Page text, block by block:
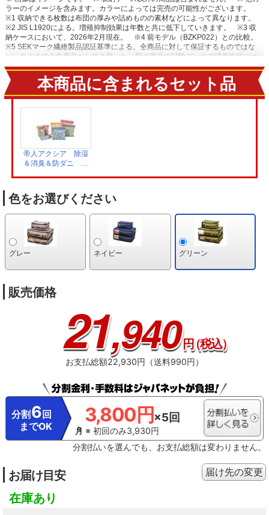
ラーのイメージを含みます。カラーによっては完売の可能性がございます。
※1 収納できる枚数は布団の厚みや詰めものの素材などによって異なります。
※2 JIS L1920による。増殖抑制効果は年数と共に低下していきます。
※3 収
納ケースにおいて、2026年2月現在。
※4 前モデル（BZKP022）との比較。
※5 SEKマーク繊維製品認証基準による。全商品に対して保証するものではな
い。あくまで全生産品から抜き取った一部の商品の試験データで消臭性能には
個体差あり。
※6 2021年発売BZKP006との比較。
※7 月に1回放湿させた場
合。 吸湿過程 30℃90%RH・放湿過程 20℃50%RHを1000回繰り返したデータ
に基づき算出。本商品に含まれるセット品
帝人アクシア 除湿
＆消臭＆防ダニ テ
個セット
BZBD121
色をお選びください
グレー ネイビー グリーン
販売価格
21,940円（税込）
お支払総額22,930円（送料990円）
分割 6 回
までOK
3,800円×5回
※ 初回のみ3,930円
分割払いを選んでも、お支払総額は変わりません。
お届け目安
在庫あり
届け先の変更